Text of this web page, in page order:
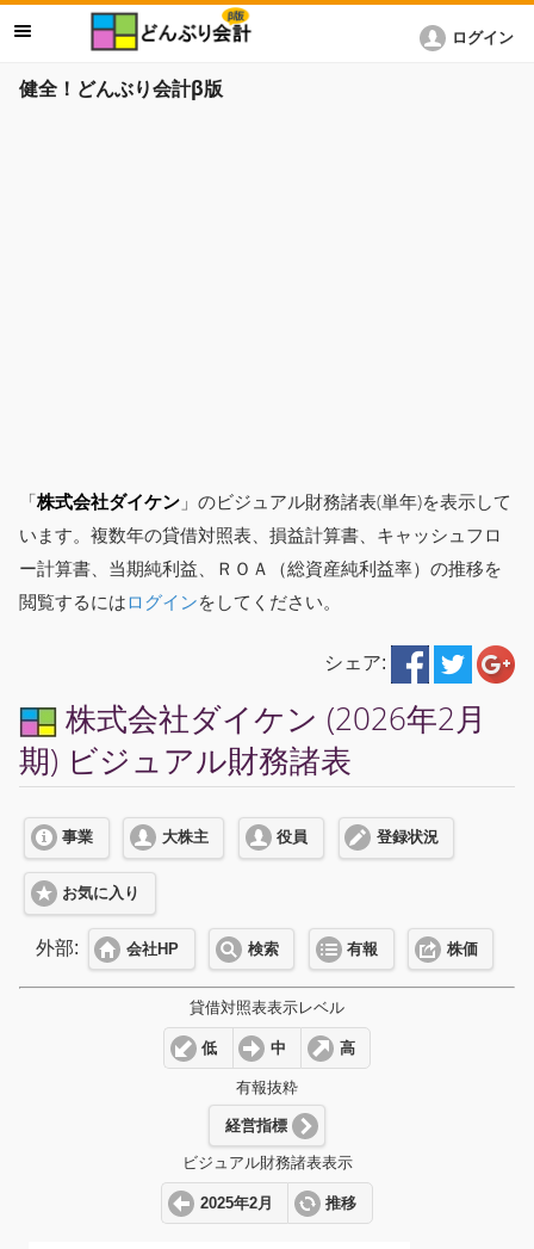
健全！どんぶり会計β版
ログイン
「株式会社ダイケン 」のビジュアル財務諸表(単年)を表示して
います。複数年の貸借対照表、損益計算書、キャッシュフロ
ー計算書、当期純利益、ＲＯＡ（総資産純利益率）の推移を
閲覧するにはログインをしてください。
シェア:
株式会社ダイケン (2026年2月
期) ビジュアル財務諸表
事業 大株主 役員 登録状況
お気に入り
外部: 会社HP 検索 有報 株価
貸借対照表表示レベル
低 中 高
有報抜粋
経営指標
ビジュアル財務諸表表示
2025年2月 推移